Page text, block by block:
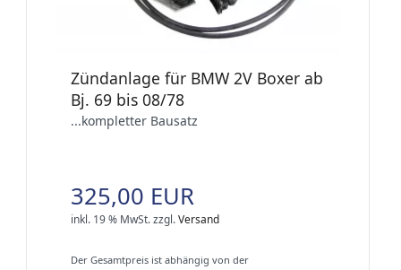
Zündanlage für BMW 2V Boxer ab
Bj. 69 bis 08/78
...kompletter Bausatz
325,00 EUR
inkl. 19 % MwSt.zzgl.Versand
Der Gesamtpreis ist abhängig von der